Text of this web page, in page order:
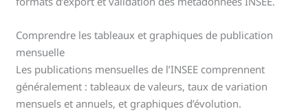
Comprendre les tableaux et graphiques de publication
mensuelle
Les publications mensuelles de l’INSEE comprennent
généralement : tableaux de valeurs, taux de variation
mensuels et annuels, et graphiques d’évolution.